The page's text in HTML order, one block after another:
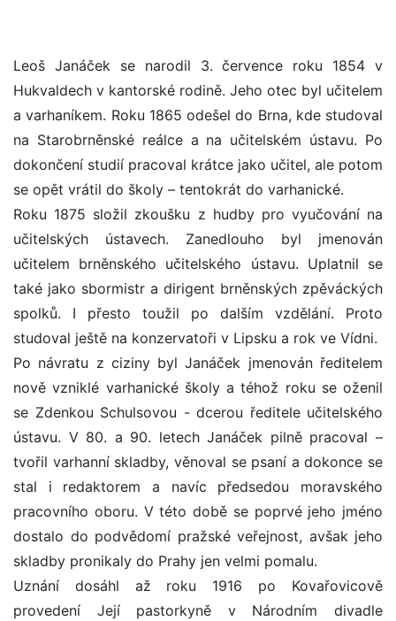
Leoš Janáček se narodil 3. července roku 1854 v
Hukvaldech v kantorské rodině. Jeho otec byl učitelem
a varhaníkem. Roku 1865 odešel do Brna, kde studoval
na Starobrněnské reálce a na učitelském ústavu. Po
dokončení studií pracoval krátce jako učitel, ale potom
se opět vrátil do školy – tentokrát do varhanické.
Roku 1875 složil zkoušku z hudby pro vyučování na
učitelských ústavech. Zanedlouho byl jmenován
učitelem brněnského učitelského ústavu. Uplatnil se
také jako sbormistr a dirigent brněnských zpěváckých
spolků. I přesto toužil po dalším vzdělání. Proto
studoval ještě na konzervatoři v Lipsku a rok ve Vídni.
Po návratu z ciziny byl Janáček jmenován ředitelem
nově vzniklé varhanické školy a téhož roku se oženil
se Zdenkou Schulsovou - dcerou ředitele učitelského
ústavu. V 80. a 90. letech Janáček pilně pracoval –
tvořil varhanní skladby, věnoval se psaní a dokonce se
stal i redaktorem a navíc předsedou moravského
pracovního oboru. V této době se poprvé jeho jméno
dostalo do podvědomí pražské veřejnost, avšak jeho
skladby pronikaly do Prahy jen velmi pomalu.
Uznání dosáhl až roku 1916 po Kovařovicově
provedení Její pastorkyně v Národním divadle